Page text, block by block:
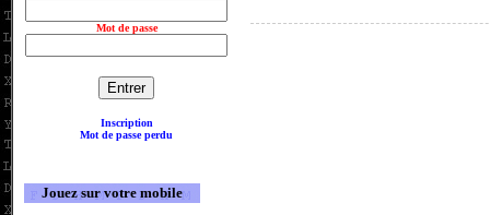
Mot de passe
Inscription
Mot de passe perdu
Jouez sur votre mobile